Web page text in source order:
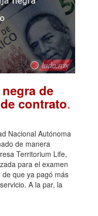
de
contrato.
Nacional Autónoma
de manera
Territorium Life,
para el examen
que ya pagó más
A la par, la